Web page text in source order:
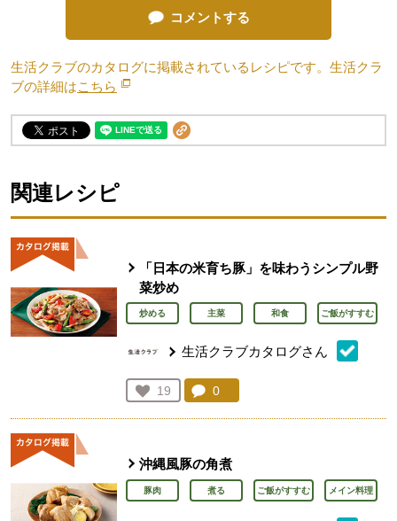
コメントする
生活クラブのカタログに掲載されているレシピです。生活クラ
ブの詳細はこちら 別のウィンドウで開きます。
関連レシピ
「日本の米育ち豚」を味わうシンプル野
菜炒め
炒める 主菜 和食 ご飯がすすむ
生活クラブカタログさん
お気に入り登録：
19
人が登録
コメント：
0
沖縄風豚の角煮
豚肉 煮る ご飯がすすむ メイン料理